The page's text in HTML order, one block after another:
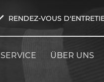
RENDEZ-VOUS
SERVICE ÜBER UNS